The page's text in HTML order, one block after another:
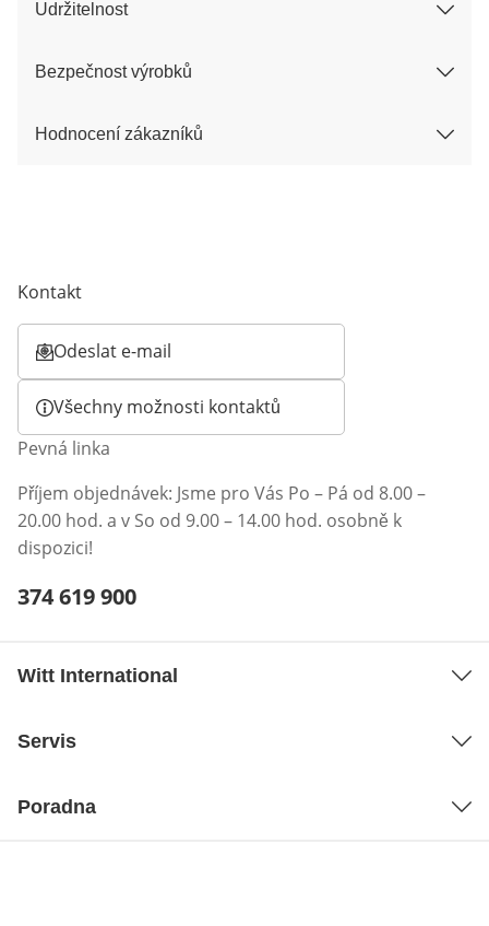
Udržitelnost
Bezpečnost výrobků
Hodnocení zákazníků
Kontakt
Odeslat e-mail
Otevírá e-mailového klienta
Všechny možnosti kontaktů
Pevná linka
Příjem objednávek: Jsme pro Vás Po – Pá od 8.00 –
20.00 hod. a v So od 9.00 – 14.00 hod. osobně k
dispozici!
Telefonní číslo:
374 619 900
Witt International
Servis
Poradna